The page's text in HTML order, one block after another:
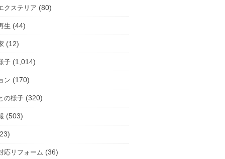
クステリア (80)
生 (44)
(12)
子 (1,014)
ン (170)
の様子 (320)
(503)
応リフォーム (36)